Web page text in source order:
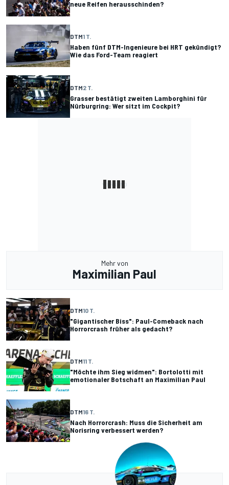
neue Reifen herausschinden?
DTM1 T.
Haben fünf DTM-Ingenieure bei HRT gekündigt?
Wie das Ford-Team reagiert
DTM2 T.
Grasser bestätigt zweiten Lamborghini für
Nürburgring: Wer sitzt im Cockpit?
Mehr von
Maximilian Paul
DTM10 T.
"Gigantischer Biss": Paul-Comeback nach
Horrorcrash früher als gedacht?
DTM11 T.
"Möchte ihm Sieg widmen": Bortolotti mit
emotionaler Botschaft an Maximilian Paul
DTM16 T.
Nach Horrorcrash: Muss die Sicherheit am
Norisring verbessert werden?